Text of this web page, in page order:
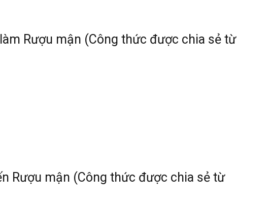
Rượu mận (Công thức được chia sẻ từ
Rượu mận (Công thức được chia sẻ từ